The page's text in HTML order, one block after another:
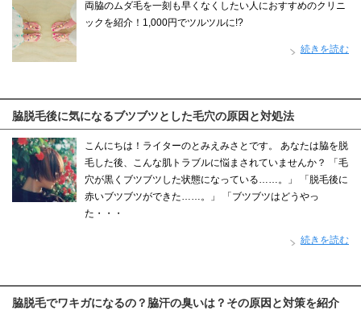
両脇のムダ毛を一刻も早くなくしたい人におすすめのクリニ
ックを紹介！1,000円でツルツルに!?
続きを読む
脇脱毛後に気になるブツブツとした毛穴の原因と対処法
こんにちは！ライターのとみえみさとです。 あなたは脇を脱
毛した後、こんな肌トラブルに悩まされていませんか？ 「毛
穴が黒くブツブツした状態になっている……。」 「脱毛後に
赤いブツブツができた……。」 「ブツブツはどうやっ
た・・・
続きを読む
脇脱毛でワキガになるの？脇汗の臭いは？その原因と対策を紹介